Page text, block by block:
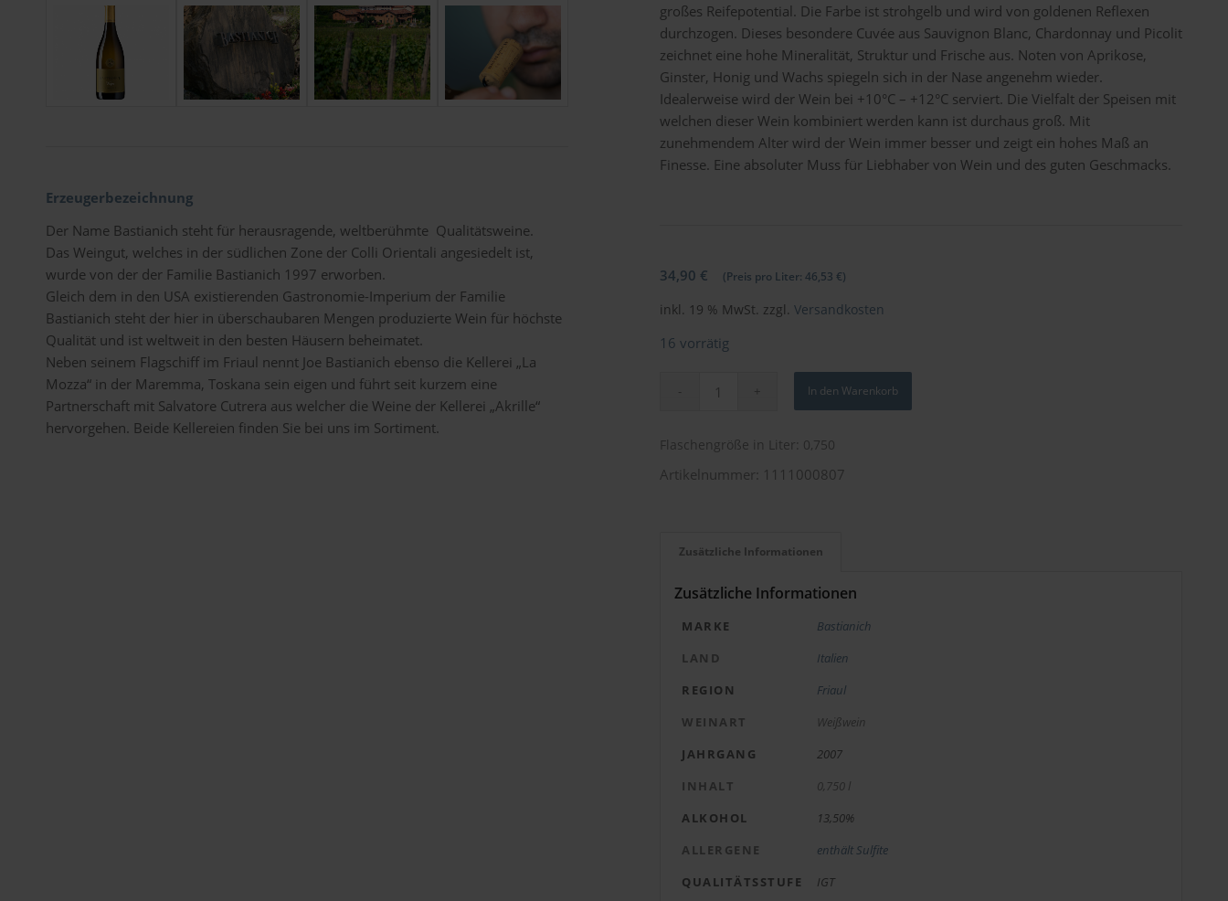
Erzeugerbezeichnung
Der Name Bastianich steht für herausragende, weltberühmte Qualitätsweine.
Das Weingut, welches in der südlichen Zone der Colli Orientali angesiedelt ist,
wurde von der der Familie Bastianich 1997 erworben.
Gleich dem in den USA existierenden Gastronomie-Imperium der Familie
Bastianich steht der hier in überschaubaren Mengen produzierte Wein für höchste
Qualität und ist weltweit in den besten Häusern beheimatet.
Neben seinem Flagschiff im Friaul nennt Joe Bastianich ebenso die Kellerei „La
Mozza“ in der Maremma, Toskana sein eigen und führt seit kurzem eine
Partnerschaft mit Salvatore Cutrera aus welcher die Weine der Kellerei „Akrille“
hervorgehen. Beide Kellereien finden Sie bei uns im Sortiment.
großes Reifepotential. Die Farbe ist strohgelb und wird von goldenen Reflexen
durchzogen. Dieses besondere Cuvée aus Sauvignon Blanc, Chardonnay und Picolit
zeichnet eine hohe Mineralität, Struktur und Frische aus. Noten von Aprikose,
Ginster, Honig und Wachs spiegeln sich in der Nase angenehm wieder.
Idealerweise wird der Wein bei +10°C – +12°C serviert. Die Vielfalt der Speisen mit
welchen dieser Wein kombiniert werden kann ist durchaus groß. Mit
zunehmendem Alter wird der Wein immer besser und zeigt ein hohes Maß an
Finesse. Eine absoluter Muss für Liebhaber von Wein und des guten Geschmacks.
34,90 € (Preis pro Liter: 46,53 €)
inkl. 19 % MwSt. zzgl. Versandkosten
16 vorrätig
In den Warenkorb
Flaschengröße in Liter: 0,750
Artikelnummer: 1111000807
Zusätzliche Informationen
Zusätzliche Informationen
MARKE
Bastianich
LAND
Italien
REGION
Friaul
WEINART
Weißwein
JAHRGANG
2007
INHALT
0,750 l
ALKOHOL
13,50%
ALLERGENE
enthält Sulfite
QUALITÄTSSTUFE
IGT